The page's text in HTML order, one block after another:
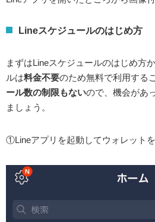
Lineスケジュールのはじめ方
まずはLineスケジュールのはじめ方
ルは料金不要のため無料で利用する
ール数の制限もないので、機会があ
ましょう。
①Lineアプリを起動してウォレット